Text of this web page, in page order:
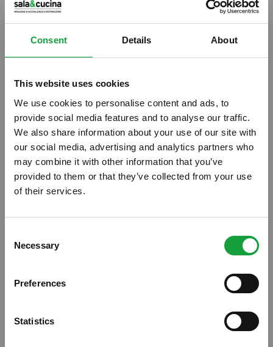
Consent Details About
This website uses cookies
We use cookies to personalise content and ads, to
provide social media features and to analyse our traffic.
We also share information about your use of our site with
our social media, advertising and analytics partners who
may combine it with other information that you’ve
provided to them or that they’ve collected from your use
of their services.
Selection
Necessary
Preferences
Statistics
del Vino
17/01/2016
Donatella Cinelli Colombini
sarà la nuova
2019. La produttrice toscana, della cantina
ISCRIVITI ALLA NEWSLETTER
Resta aggiornato su tutte le ultime novita nel campo